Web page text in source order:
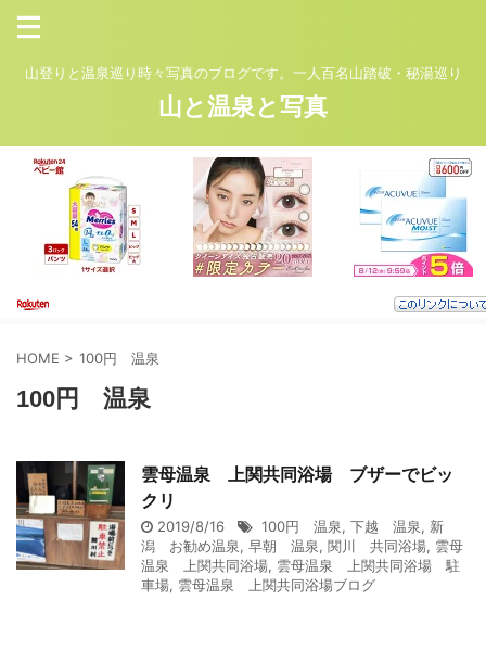
山登りと温泉巡り時々写真のブログです。一人百名山踏破・秘湯巡り
山と温泉と写真
HOME > 100円 温泉
100円 温泉
雲母温泉 上関共同浴場 ブザーでビッ
クリ
2019/8/16 100円 温泉, 下越 温泉, 新
潟 お勧め温泉, 早朝 温泉, 関川 共同浴場, 雲母
温泉 上関共同浴場, 雲母温泉 上関共同浴場 駐
車場, 雲母温泉 上関共同浴場ブログ